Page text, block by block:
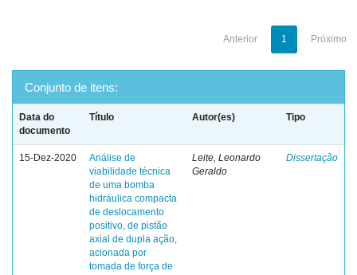
Anterior 1 Próximo
Conjunto de itens:
Data do
documento
Título Autor(es) Tipo
15-Dez-2020
Análise de
viabilidade técnica
de uma bomba
hidráulica compacta
de deslocamento
positivo, de pistão
axial de dupla ação,
acionada por
tomada de força de
Leite, Leonardo
Geraldo
Dissertação